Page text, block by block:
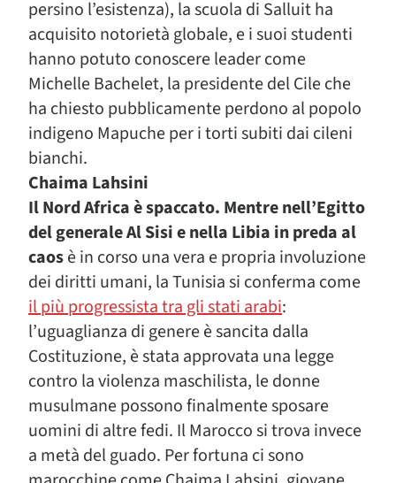
persino l’esistenza), la scuola di Salluit ha
acquisito notorietà globale, e i suoi studenti
hanno potuto conoscere leader come
Michelle Bachelet, la presidente del Cile che
ha chiesto pubblicamente perdono al popolo
indigeno Mapuche per i torti subiti dai cileni
bianchi.
Chaima Lahsini
Il Nord Africa è spaccato. Mentre nell’Egitto
del generale Al Sisi e nella Libia in preda al
caosè in corso una vera e propria involuzione
dei diritti umani, la Tunisia si conferma come
il più progressista tra gli stati arabi:
l’uguaglianza di genere è sancita dalla
Costituzione, è stata approvata una legge
contro la violenza maschilista, le donne
musulmane possono finalmente sposare
uomini di altre fedi. Il Marocco si trova invece
a metà del guado. Per fortuna ci sono